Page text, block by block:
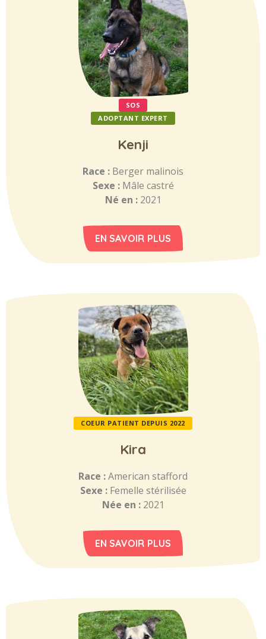
SOS
ADOPTANT EXPERT
Kenji
Race : Berger malinois
Sexe : Mâle castré
Né en : 2021
EN SAVOIR PLUS
COEUR PATIENT DEPUIS 2022
Kira
Race :American stafford
Sexe : Femelle stérilisée
Née en : 2021
EN SAVOIR PLUS